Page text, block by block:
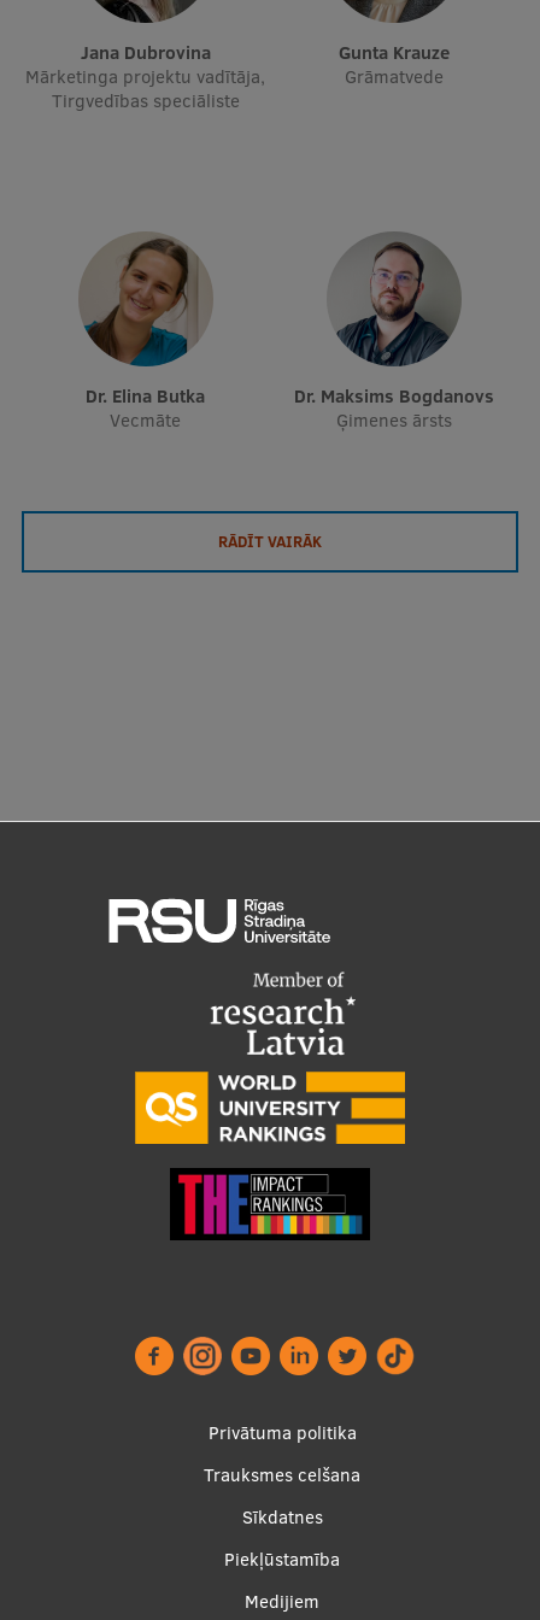
Starptautiskie sadarbības partneri
EURAXESS RSU kontaktpunkts
EATRIS koordinators Latvijā
Jana Dubrovina
Mārketinga projektu vadītāja,
Tirgvedības speciāliste
Gunta Krauze
Grāmatvede
dr. Elina Butka
Vecmāte
dr. Maksims Bogdanovs
Ģimenes ārsts
RĀDĪT VAIRĀK
Privātuma politika
Trauksmes celšana
Sīkdatnes
Piekļūstamība
Medijiem